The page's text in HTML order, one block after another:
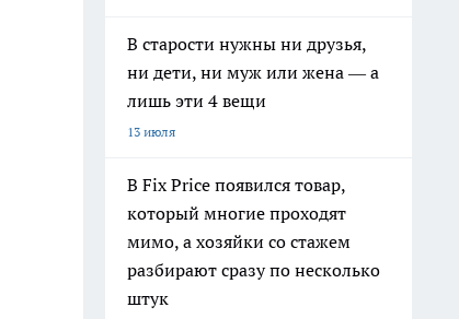
В старости нужны ни друзья,
ни дети, ни муж или жена — а
лишь эти 4 вещи
13 июля
В Fix Price появился товар,
который многие проходят
мимо, а хозяйки со стажем
разбирают сразу по несколько
штук